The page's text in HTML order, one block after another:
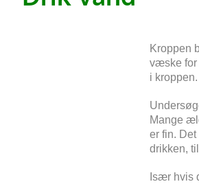
Kroppen
væske for
i kroppen.
Mange
er fin.
drikken,
Især hvis